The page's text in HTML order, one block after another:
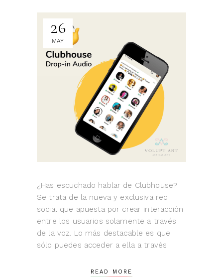
26
MAY
¿Has escuchado hablar de Clubhouse?
Se trata de la nueva y exclusiva red
social que apuesta por crear interacción
entre los usuarios solamente a través
de la voz. Lo más destacable es que
sólo puedes acceder a ella a través
READ MORE